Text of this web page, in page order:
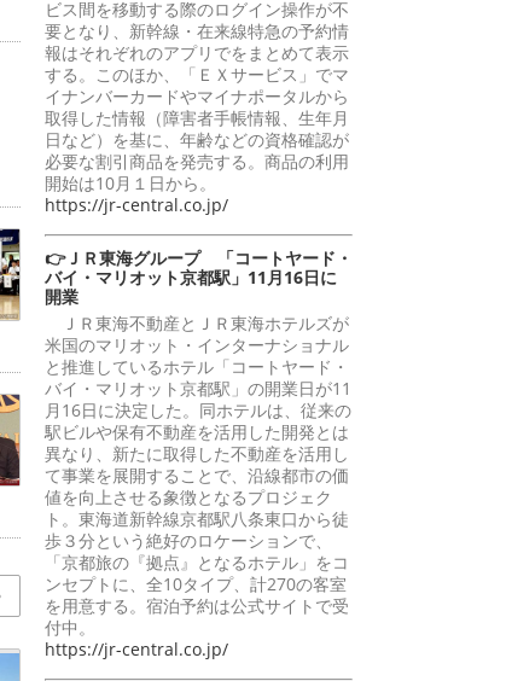
ビス間を移動する際のログイン操作が不
要となり、新幹線・在来線特急の予約情
報はそれぞれのアプリでをまとめて表示
する。このほか、「ＥＸサービス」でマ
イナンバーカードやマイナポータルから
取得した情報（障害者手帳情報、生年月
日など）を基に、年齢などの資格確認が
必要な割引商品を発売する。商品の利用
開始は10月１日から。
https://jr-central.co.jp/
👉ＪＲ東海グループ 「コートヤード・
バイ・マリオット京都駅」11月16日に
開業
ＪＲ東海不動産とＪＲ東海ホテルズが
米国のマリオット・インターナショナル
と推進しているホテル「コートヤード・
バイ・マリオット京都駅」の開業日が11
月16日に決定した。同ホテルは、従来の
駅ビルや保有不動産を活用した開発とは
異なり、新たに取得した不動産を活用し
て事業を展開することで、沿線都市の価
値を向上させる象徴となるプロジェク
ト。東海道新幹線京都駅八条東口から徒
歩３分という絶好のロケーションで、
「京都旅の『拠点』となるホテル」をコ
ンセプトに、全10タイプ、計270の客室
を用意する。宿泊予約は公式サイトで受
付中。
https://jr-central.co.jp/